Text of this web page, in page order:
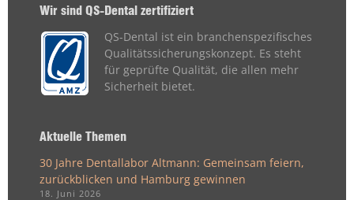
Wir sind QS-Dental zertifiziert
QS-Dental ist ein branchenspezifisches
Qualitätssicherungskonzept. Es steht
für geprüfte Qualität, die allen mehr
Sicherheit bietet.
Aktuelle Themen
30 Jahre Dentallabor Altmann: Gemeinsam feiern,
zurückblicken und Hamburg gewinnen
18. Juni 2026